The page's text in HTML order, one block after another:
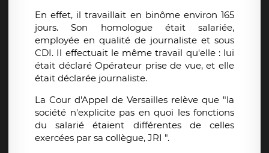
En effet, il travaillait en binôme environ 165
jours. Son homologue était salariée,
employée en qualité de journaliste et sous
CDI. Il effectuait le même travail qu'elle : lui
était déclaré Opérateur prise de vue, et elle
était déclarée journaliste.
La Cour d'Appel de Versailles relève que "la
société n'explicite pas en quoi les fonctions
du salarié étaient différentes de celles
exercées par sa collègue, JRI ".